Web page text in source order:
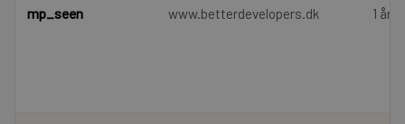
mp_seen www.betterdevelopers.dk 1 år